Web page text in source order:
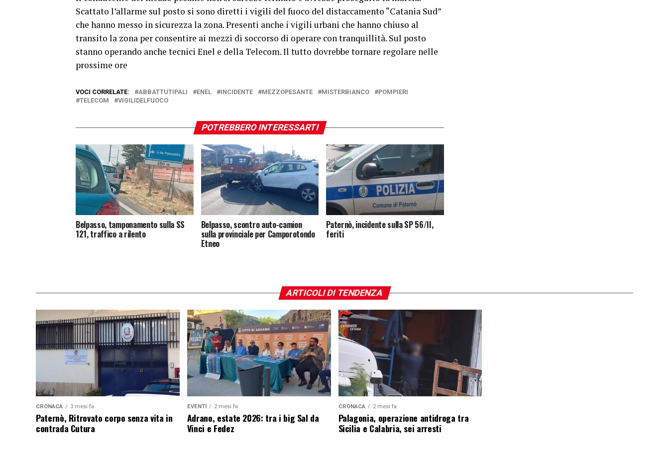
Scattato l’allarme sul posto si sono diretti i vigili del fuoco del distaccamento “Catania Sud”
che hanno messo in sicurezza la zona. Presenti anche i vigili urbani che hanno chiuso al
transito la zona per consentire ai mezzi di soccorso di operare con tranquillità. Sul posto
stanno operando anche tecnici Enel e della Telecom. Il tutto dovrebbe tornare regolare nelle
prossime ore
VOCI CORRELATE: ABBATTUTIPALI ENEL INCIDENTE MEZZOPESANTE MISTERBIANCO
POMPIERI
TELECOM
VIGILIDELFUOCO
POTREBBERO INTERESSARTI
Belpasso, tamponamento sulla SS
121, traffico a rilento
Belpasso, scontro auto-camion
sulla provinciale per Camporotondo
Etneo
Paternò, incidente sulla SP 56/II,
feriti
ARTICOLI DI TENDENZA
CRONACA 3 mesi fa
Paternò, Ritrovato corpo senza vita in
contrada Cutura
EVENTI 2 mesi fa
Adrano, estate 2026: tra i big Sal da
Vinci e Fedez
CRONACA 2 mesi fa
Palagonia, operazione antidroga tra
Sicilia e Calabria, sei arresti